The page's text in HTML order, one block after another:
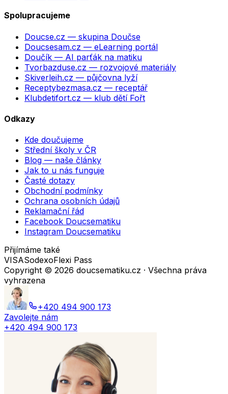
Spolupracujeme
Doucse.cz — skupina Doučse
Doucsesam.cz — eLearning portál
Doučík — AI parťák na matiku
Tvorbazduse.cz — rozvojové materiály
Skiverleih.cz — půjčovna lyží
Receptybezmasa.cz — receptář
Klubdetifort.cz — klub dětí Fořt
Odkazy
Kde doučujeme
Střední školy v ČR
Blog — naše články
Jak to u nás funguje
Časté dotazy
Obchodní podmínky
Ochrana osobních údajů
Reklamační řád
Facebook Doucsematiku
Instagram Doucsematiku
Přijímáme také
VISASodexoFlexi Pass
Copyright © 2026 doucsematiku.cz · Všechna práva
vyhrazena
+420 494 900 173
Zavolejte nám
+420 494 900 173